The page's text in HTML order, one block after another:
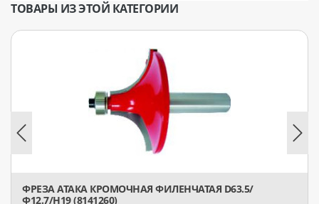
ТОВАРЫ ИЗ ЭТОЙ КАТЕГОРИИ
ФРЕЗА АТАКА КРОМОЧНАЯ ФИЛЕНЧАТАЯ D63.5/
Ф12.7/H19 (8141260)